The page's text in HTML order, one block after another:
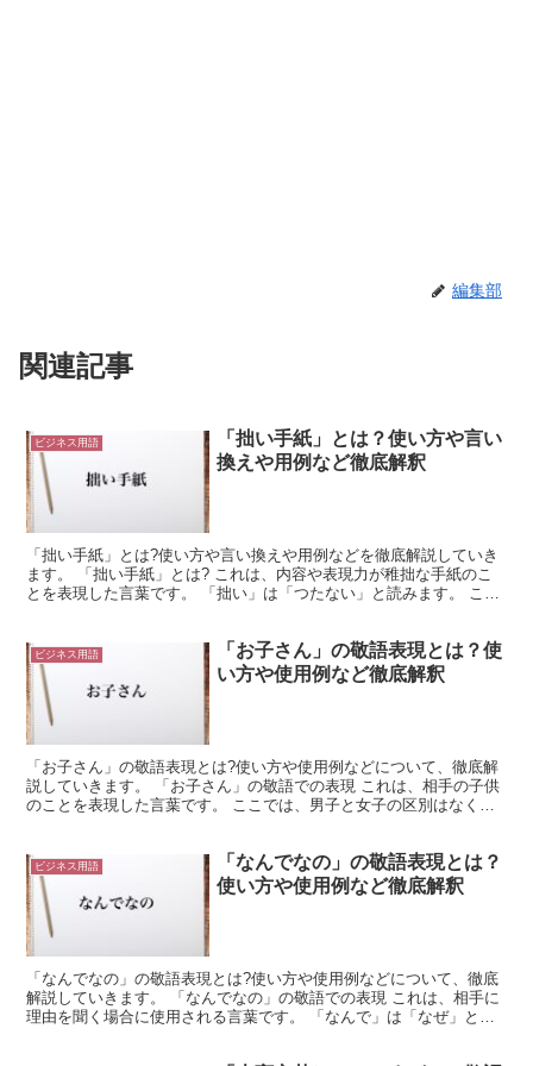
編集部
関連記事
ビジネス用語
「拙い手紙」とは？使い方や言い
換えや用例など徹底解釈
「拙い手紙」とは?使い方や言い換えや用例などを徹底解説していき
ます。 「拙い手紙」とは? これは、内容や表現力が稚拙な手紙のこ
とを表現した言葉です。 「拙い」は「つたない」と読みます。 これ
ビジネス用語
「お子さん」の敬語表現とは？使
い方や使用例など徹底解釈
「お子さん」の敬語表現とは?使い方や使用例などについて、徹底解
説していきます。 「お子さん」の敬語での表現 これは、相手の子供
のことを表現した言葉です。 ここでは、男子と女子の区別はなく、
ビジネス用語
「なんでなの」の敬語表現とは？
使い方や使用例など徹底解釈
「なんでなの」の敬語表現とは?使い方や使用例などについて、徹底
解説していきます。 「なんでなの」の敬語での表現 これは、相手に
理由を聞く場合に使用される言葉です。 「なんで」は「なぜ」と同